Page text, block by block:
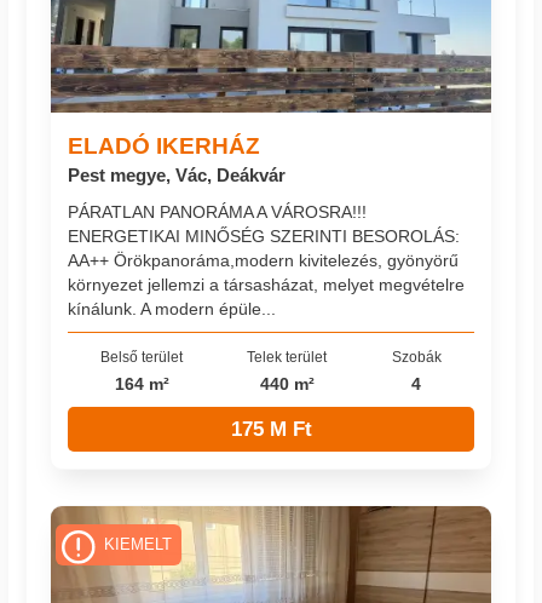
ELADÓ IKERHÁZ
Pest megye, Vác, Deákvár
PÁRATLAN PANORÁMA A VÁROSRA!!!
ENERGETIKAI MINŐSÉG SZERINTI BESOROLÁS:
AA++ Örökpanoráma,modern kivitelezés, gyönyörű
környezet jellemzi a társasházat, melyet megvételre
kínálunk. A modern épüle...
Belső terület
164 m²
Telek terület
440 m²
Szobák
4
175 M Ft
KIEMELT